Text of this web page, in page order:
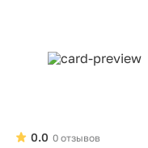
0 отзывов
0.0